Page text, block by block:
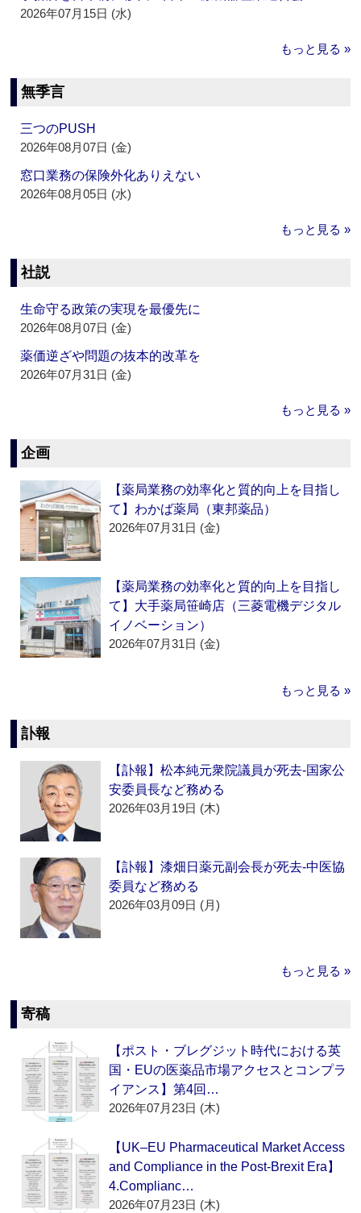
2026年07月15日 (水)
もっと見る »
無季言
三つのPUSH
2026年08月07日 (金)
窓口業務の保険外化ありえない
2026年08月05日 (水)
もっと見る »
社説
生命守る政策の実現を最優先に
2026年08月07日 (金)
薬価逆ざや問題の抜本的改革を
2026年07月31日 (金)
もっと見る »
企画
【薬局業務の効率化と質的向上を目指し
て】わかば薬局（東邦薬品）
2026年07月31日 (金)
【薬局業務の効率化と質的向上を目指し
て】大手薬局笹崎店（三菱電機デジタル
イノベーション）
2026年07月31日 (金)
もっと見る »
訃報
【訃報】松本純元衆院議員が死去‐国家公
安委員長など務める
2026年03月19日 (木)
【訃報】漆畑日薬元副会長が死去‐中医協
委員など務める
2026年03月09日 (月)
もっと見る »
寄稿
【ポスト・ブレグジット時代における英
国・EUの医薬品市場アクセスとコンプラ
イアンス】第4回…
2026年07月23日 (木)
【UK–EU Pharmaceutical Market Access
and Compliance in the Post-Brexit Era】
4.Complianc…
2026年07月23日 (木)